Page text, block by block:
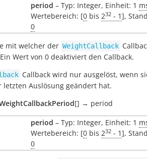
period – Typ: Integer, Einheit: 1
Wertebereich: [0 bis 232 - 1],
0
mit welcher der WeightCallback
Wert von 0 deaktiviert den Callback.
Callback wird nur ausgelöst, wenn
letzten Auslösung geändert hat.
[] → period
period – Typ: Integer, Einheit: 1
Wertebereich: [0 bis 232 - 1],
0